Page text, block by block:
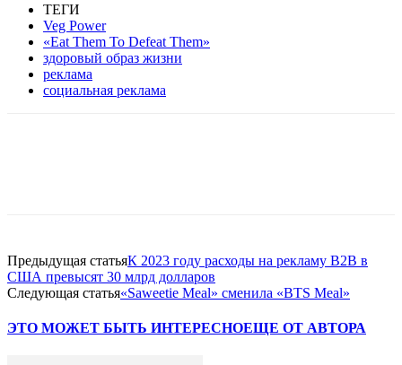
ТЕГИ
Veg Power
«Eat Them To Defeat Them»
здоровый образ жизни
реклама
социальная реклама
Предыдущая статьяК 2023 году расходы на рекламу B2B в
США превысят 30 млрд долларов
Следующая статья«Saweetie Meal» сменила «BTS Meal»
ЭТО МОЖЕТ БЫТЬ ИНТЕРЕСНОЕЩЕ ОТ АВТОРА